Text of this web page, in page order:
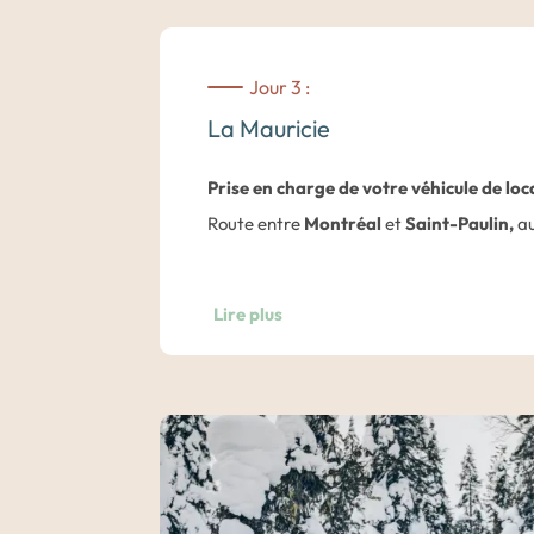
Jour 3 :
La Mauricie
Prise en charge de votre véhicule de
Route entre MontréaletSaint-Paulin,
Du Loup, au cœur de la Mauricie.
le site. La nature y est luxuriante, la
magnifiques chutes d’eau résonnent de
l’établissement dispose d’un spa
Lire plus